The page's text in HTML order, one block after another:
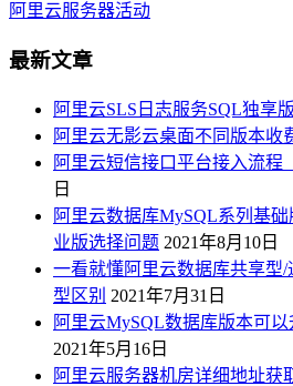
阿里云服务器活动
最新文章
阿里云SLS日志服务SQL独享
阿里云无影云桌面不同版本收
阿里云短信接口平台接入流程
日
阿里云数据库MySQL系列基
业版选择问题 2021年8月10日
一看就懂阿里云数据库共享型
型区别 2021年7月31日
阿里云MySQL数据库版本可
2021年5月16日
阿里云服务器机房详细地址获